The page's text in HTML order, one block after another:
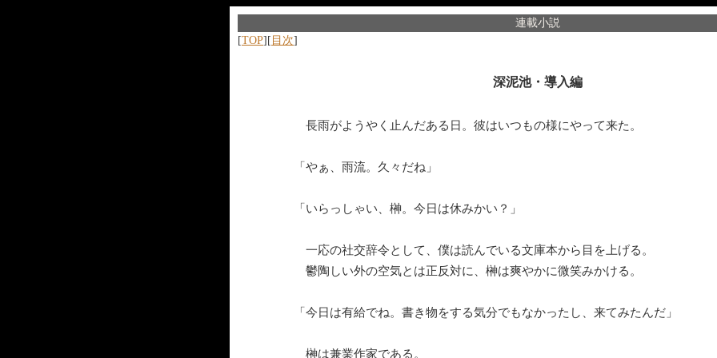
連載小説
[TOP][ 目次]
深泥池・導入編
長雨がようやく止んだある日。彼はいつもの様にやって来た。
「やぁ、雨流。久々だね」
「いらっしゃい、榊。今日は休みかい？」
一応の社交辞令として、僕は読んでいる文庫本から目を上げる。
鬱陶しい外の空気とは正反対に、榊は爽やかに微笑みかける。
「今日は有給でね。書き物をする気分でもなかったし、来てみたんだ」
榊は兼業作家である。